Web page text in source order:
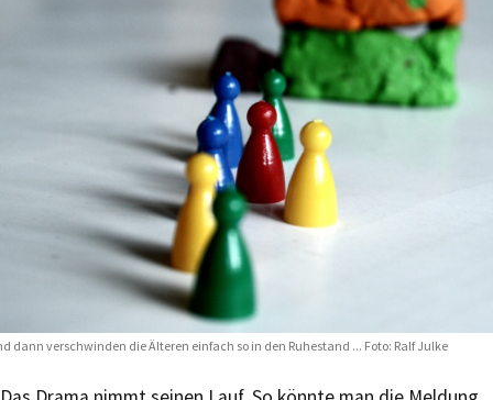
dann verschwinden die Älteren einfach so in den Ruhestand ... Foto: Ralf Julke